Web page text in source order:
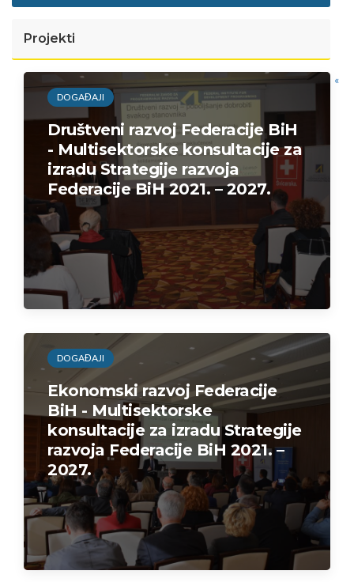
Projekti
DOGAĐAJI
Društveni razvoj Federacije BiH
- Multisektorske konsultacije za
izradu Strategije razvoja
Federacije BiH 2021. – 2027.
DOGAĐAJI
Ekonomski razvoj Federacije
BiH - Multisektorske
konsultacije za izradu Strategije
razvoja Federacije BiH 2021. –
2027.
«